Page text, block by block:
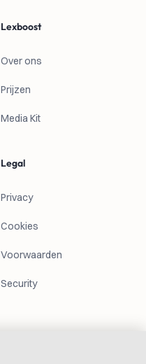
Lexboost
Over ons
Prijzen
Media Kit
Legal
Privacy
Cookies
Voorwaarden
Security